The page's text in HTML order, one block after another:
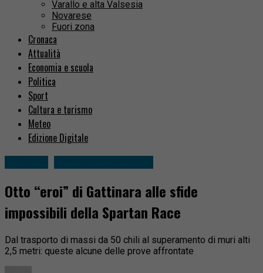
Varallo e alta Valsesia
Novarese
Fuori zona
Cronaca
Attualità
Economia e scuola
Politica
Sport
Cultura e turismo
Meteo
Edizione Digitale
Otto “eroi” di Gattinara alle sfide
impossibili della Spartan Race
Dal trasporto di massi da 50 chili al superamento di muri alti
2,5 metri: queste alcune delle prove affrontate